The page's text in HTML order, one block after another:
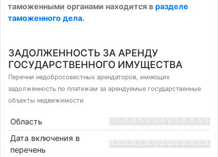
таможенными органами находится в разделе
таможенного дела.
ЗАДОЛЖЕННОСТЬ ЗА АРЕНДУ
ГОСУДАРСТВЕННОГО ИМУЩЕСТВА
Перечни недобросовестных арендаторов, имеющих
задолженность по платежам за арендуемые государственные
объекты недвижимости
Область
Дата включения в
перечень